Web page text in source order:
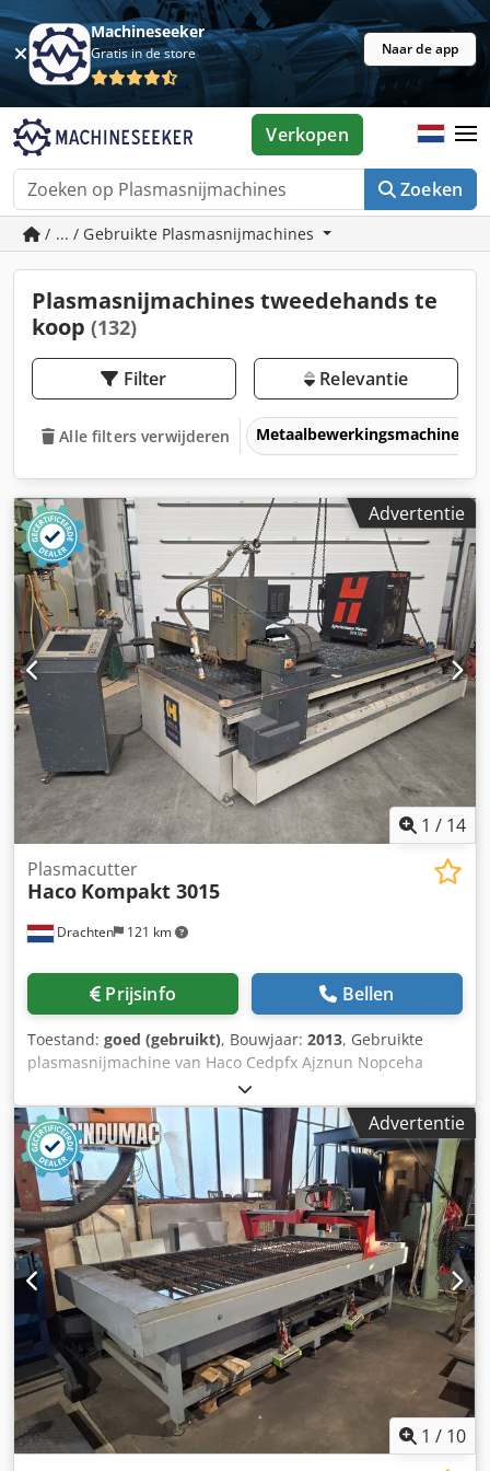
Machineseeker
Gratis in de store Naar de app
Zoeken
Verkopen
/ ... / Gebruikte Plasmasnijmachines
Plasmasnijmachines tweedehands te
koop (132)
Filter Relevantie
Alle filters verwijderen Metaalbewerkingsmachines
Advertentie
1 / 14
Drachten 121 km
Plasmacutter
Haco Kompakt 3015
Prijsinfo Bellen
Toestand: goed (gebruikt), Bouwjaar: 2013, Gebruikte
plasmasnijmachine van Haco Cedpfx Ajznun Nopceha
Type: Kompakt 3015 Tafelafmetingen: 3000 x 1500 mm
Hypertherm HPR 130 ampère-stroombron Inclusief
reserveonderdelen.
Advertentie
1 / 10